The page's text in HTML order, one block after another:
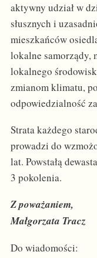
aktywny udział w
słusznych i
mieszkańców
lokalne samorządy,
lokalnego
zmianom klimatu,
odpowiedzialność
Strata każdego
prowadzi do
lat. Powstałą
3 pokolenia.
Z poważaniem,
Małgorzata Tracz
Do wiadomości: